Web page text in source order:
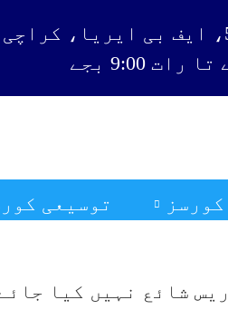
کورسز توسیعی
شائع نہیں کیا